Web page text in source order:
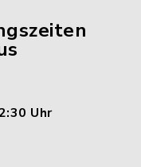
Uhr